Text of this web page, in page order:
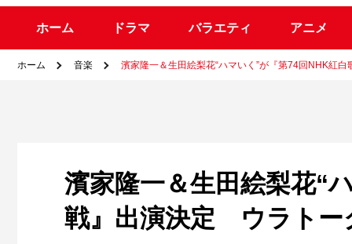
ホーム ドラマ バラエティ アニメ
ホーム 音楽 濱家隆一＆生田絵梨花“ハマいく”が『第74回NHK紅
濱家隆一＆生田絵梨花“
戦』出演決定 ウラトー